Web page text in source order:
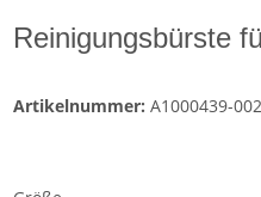
Reinigungsbürste
Artikelnummer: A1000439-002